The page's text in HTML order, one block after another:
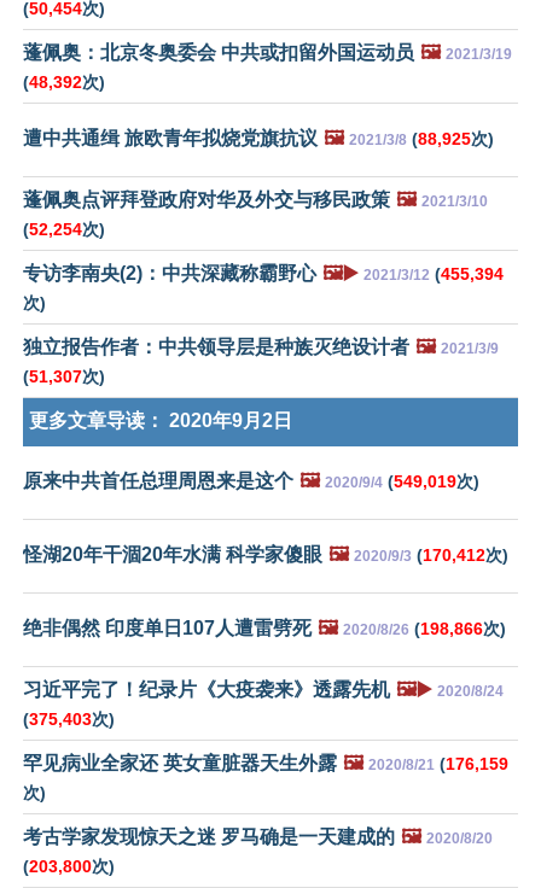
(50,454次)
蓬佩奥：北京冬奥委会 中共或扣留外国运动员 🖼️ 2021/3/19
(48,392次)
遭中共通缉 旅欧青年拟烧党旗抗议 🖼️ 2021/3/8 (88,925次)
蓬佩奥点评拜登政府对华及外交与移民政策 🖼️ 2021/3/10
(52,254次)
专访李南央(2)：中共深藏称霸野心 🖼️▶️ 2021/3/12 (455,394
次)
独立报告作者：中共领导层是种族灭绝设计者 🖼️ 2021/3/9
(51,307次)
更多文章导读： 2020年9月2日
原来中共首任总理周恩来是这个 🖼️ 2020/9/4 (549,019次)
怪湖20年干涸20年水满 科学家傻眼 🖼️ 2020/9/3 (170,412次)
绝非偶然 印度单日107人遭雷劈死 🖼️ 2020/8/26 (198,866次)
习近平完了！纪录片《大疫袭来》透露先机 🖼️▶️ 2020/8/24
(375,403次)
罕见病业全家还 英女童脏器天生外露 🖼️ 2020/8/21 (176,159
次)
考古学家发现惊天之迷 罗马确是一天建成的 🖼️ 2020/8/20
(203,800次)